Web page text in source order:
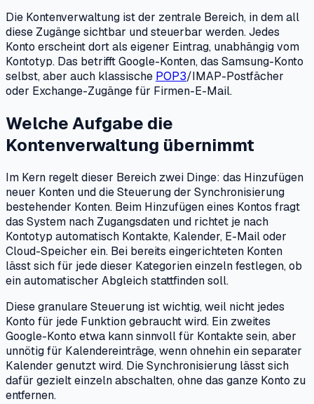
Die Kontenverwaltung ist der zentrale Bereich, in dem all
diese Zugänge sichtbar und steuerbar werden. Jedes
Konto erscheint dort als eigener Eintrag, unabhängig vom
Kontotyp. Das betrifft Google-Konten, das Samsung-Konto
selbst, aber auch klassische POP3/IMAP-Postfächer
oder Exchange-Zugänge für Firmen-E-Mail.
Welche Aufgabe die
Kontenverwaltung übernimmt
Im Kern regelt dieser Bereich zwei Dinge: das Hinzufügen
neuer Konten und die Steuerung der Synchronisierung
bestehender Konten. Beim Hinzufügen eines Kontos fragt
das System nach Zugangsdaten und richtet je nach
Kontotyp automatisch Kontakte, Kalender, E-Mail oder
Cloud-Speicher ein. Bei bereits eingerichteten Konten
lässt sich für jede dieser Kategorien einzeln festlegen, ob
ein automatischer Abgleich stattfinden soll.
Diese granulare Steuerung ist wichtig, weil nicht jedes
Konto für jede Funktion gebraucht wird. Ein zweites
Google-Konto etwa kann sinnvoll für Kontakte sein, aber
unnötig für Kalendereinträge, wenn ohnehin ein separater
Kalender genutzt wird. Die Synchronisierung lässt sich
dafür gezielt einzeln abschalten, ohne das ganze Konto zu
entfernen.